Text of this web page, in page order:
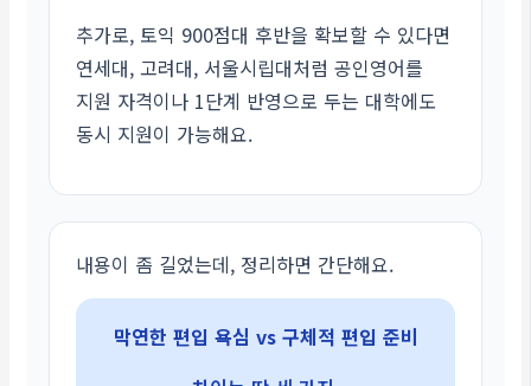
추가로, 토익 900점대 후반을 확보할 수 있다면
연세대, 고려대, 서울시립대처럼 공인영어를
지원 자격이나 1단계 반영으로 두는 대학에도
동시 지원이 가능해요.
내용이 좀 길었는데, 정리하면 간단해요.
막연한 편입 욕심 vs 구체적 편입 준비